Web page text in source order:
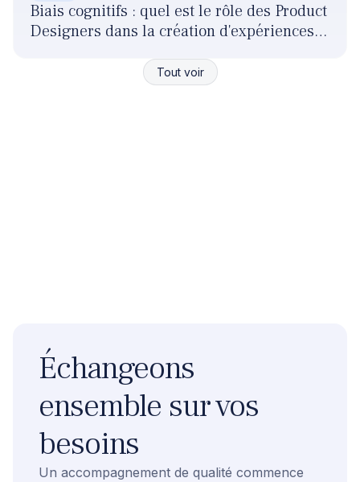
Tout voir
Biais cognitifs : quel est le rôle des Product
Designers dans la création d'expériences
Échangeons
ensemble sur vos
besoins
Un accompagnement de qualité commence